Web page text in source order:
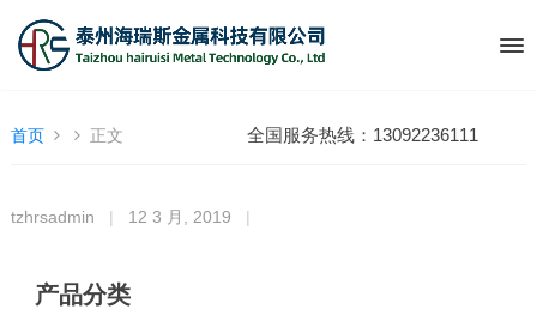
全国服务热线：13092236111
首页 正文
tzhrsadmin 12 3 月, 2019
产品分类